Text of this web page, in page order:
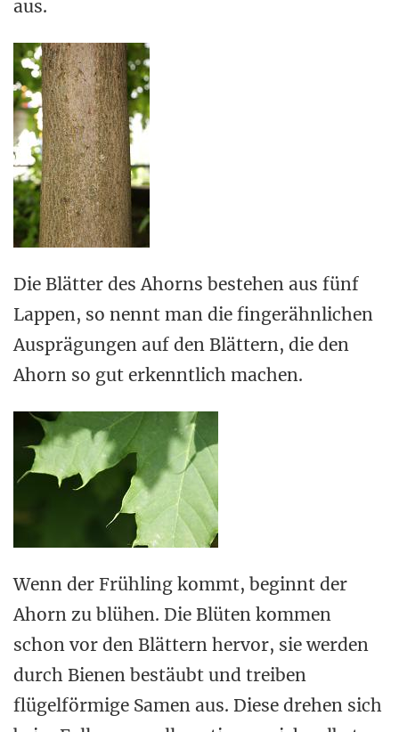
aus.
Die Blätter des Ahorns bestehen aus fünf
Lappen, so nennt man die fingerähnlichen
Ausprägungen auf den Blättern, die den
Ahorn so gut erkenntlich machen.
Wenn der Frühling kommt, beginnt der
Ahorn zu blühen. Die Blüten kommen
schon vor den Blättern hervor, sie werden
durch Bienen bestäubt und treiben
flügelförmige Samen aus. Diese drehen sich